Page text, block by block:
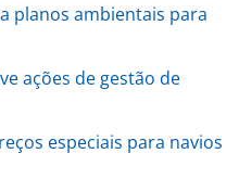
planos ambientais para
ações de gestão de
especiais para navios